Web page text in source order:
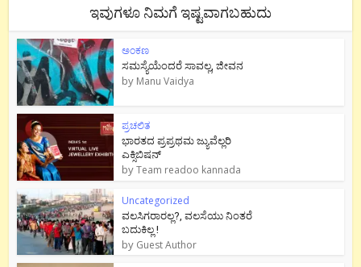
ಇವುಗಳೂ ನಿಮಗೆ ಇಷ್ಟವಾಗಬಹುದು
ಅಂಕಣ
ಸಮಸ್ಯೆಯೆಂದರೆ ಸಾವಲ್ಲ, ಜೀವನ
by Manu Vaidya
ಪ್ರಚಲಿತ
ಭಾರತದ ಪ್ರಪ್ರಥಮ ಜ್ಯುವೆಲ್ಲರಿ
ಎಕ್ಸಿಬಿಷನ್
byTeam readoo kannada
Uncategorized
ವಲಸಿಗರಾರಲ್ಲ?, ವಲಸೆಯು ನಿಂತರೆ
ಬದುಕಿಲ್ಲ !
by Guest Author